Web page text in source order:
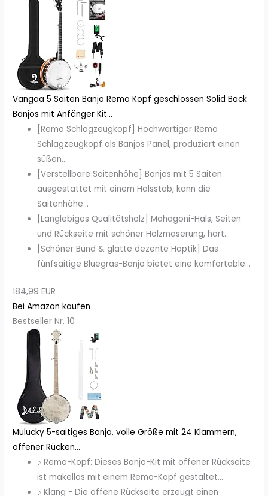
Vangoa 5 Saiten Banjo Remo Kopf geschlossen Solid Back
Banjos mit Anfänger Kit...
[Remo Schlagzeugkopf] Hochwertiger Remo
Schlagzeugkopf als Banjos Panel, produziert einen
süßen...
[Verstellbare Saitenhöhe] Banjos mit 5 Saiten
ausgestattet mit einem Halsstab, kann die
Saitenhöhe...
[Langlebiges Qualitätsholz] Mahagoni-Hals, Seiten
und Rückseite mit schöner Holzmaserung, hart...
[Schöner Bund & glatte dezente Haptik] Das
fünfsaitige Bluegras-Banjo bietet eine komfortable...
184,99 EUR
Bei Amazon kaufen
Bestseller Nr. 10
Mulucky 5-saitiges Banjo, volle Größe mit 24 Klammern,
offener Rücken...
♪ Remo-Kopf: Dieses Banjo-Kit mit offener Rückseite
ist makellos mit einem Remo-Kopf gestaltet...
♪ Klang - Die offene Rückseite erzeugt einen